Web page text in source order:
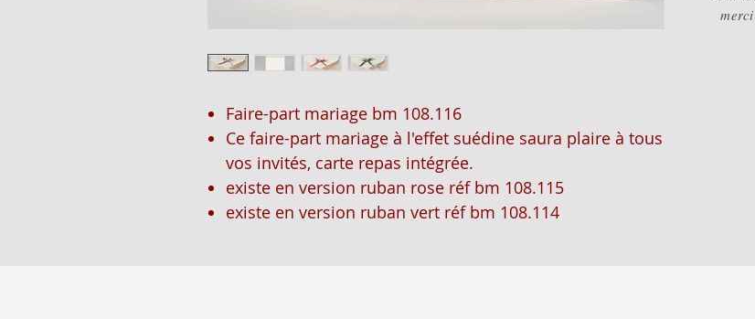
Faire-part mariage bm 108.116
Ce faire-part mariage à l'effet suédine saura plaire à tous
vos invités, carte repas intégrée.
existe en version ruban rose réf bm 108.115
existe en version ruban vert réf bm 108.114